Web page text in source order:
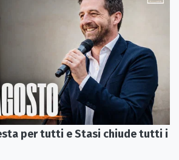
per tutti e Stasi chiude tutti i